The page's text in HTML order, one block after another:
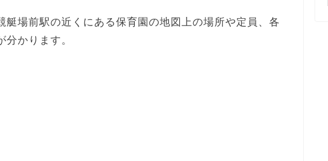
艇場前駅の近くにある保育園の地図上の場所や定員、各
かります。